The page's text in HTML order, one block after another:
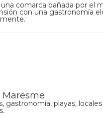
comarca bañada por el
con una gastronomía
gastronomía, playas, locales